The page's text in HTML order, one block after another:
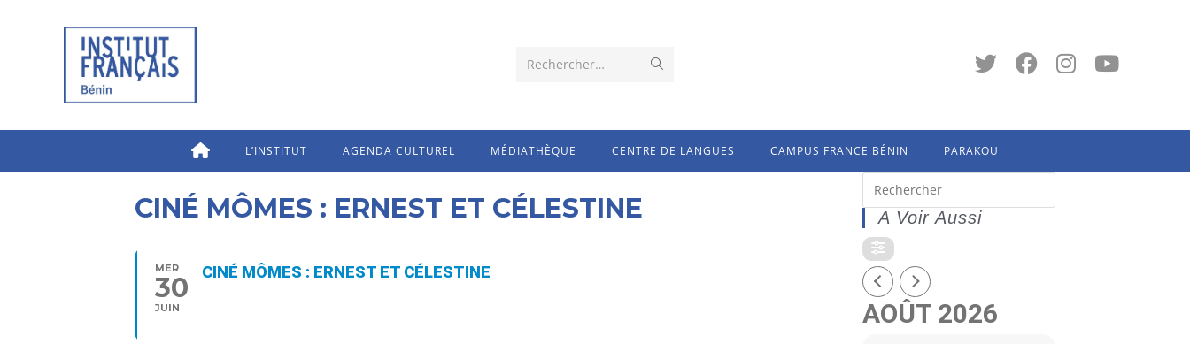
Rechercher…
L’INSTITUT AGENDA CULTUREL MÉDIATHÈQUE CENTRE DE LANGUES CAMPUS FRANCE BÉNIN PARAKOU
CINÉ MÔMES : ERNEST ET CÉLESTINE
MER
30
JUIN
CINÉ MÔMES : ERNEST ET CÉLESTINE
A Voir Aussi
AOÛT 2026